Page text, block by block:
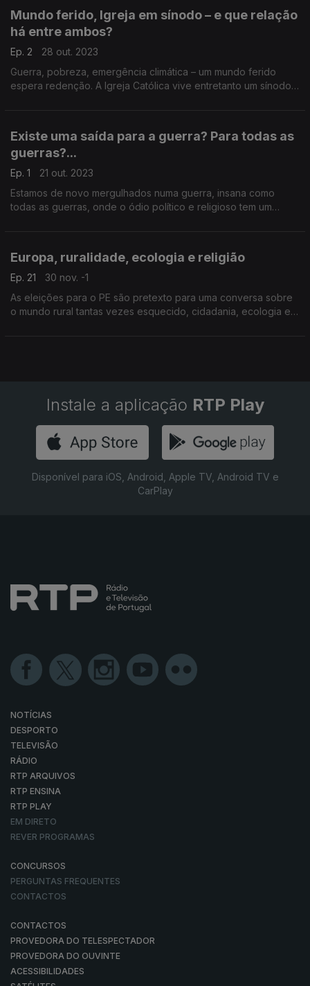
Mundo ferido, Igreja em sínodo – e que relação
há entre ambos?
Ep. 2
28 out. 2023
Guerra, pobreza, emergência climática – um mundo ferido
espera redenção. A Igreja Católica vive entretanto um sínodo,
Existe uma saída para a guerra? Para todas as
guerras?...
Ep. 1
21 out. 2023
Estamos de novo mergulhados numa guerra, insana como
todas as guerras, onde o ódio político e religioso tem um
Europa, ruralidade, ecologia e religião
Ep. 21
30 nov. -1
As eleições para o PE são pretexto para uma conversa sobre
o mundo rural tantas vezes esquecido, cidadania, ecologia e
Instale a aplicação RTP Play
Disponível para iOS, Android, Apple TV, Android TV e
CarPlay
NOTÍCIAS
DESPORTO
TELEVISÃO
RÁDIO
RTP ARQUIVOS
RTP ENSINA
RTP PLAY
EM DIRETO
REVER PROGRAMAS
CONCURSOS
PERGUNTAS FREQUENTES
CONTACTOS
CONTACTOS
PROVEDORA DO TELESPECTADOR
PROVEDORA DO OUVINTE
ACESSIBILIDADES